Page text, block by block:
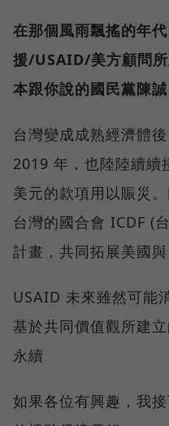
在那個風雨飄搖的年
援/USAID/美方顧問
本跟你說的國民黨陳誠
台灣變成成熟經濟體
2019 年，也陸陸續續
美元的款項用以賑災
台灣的國合會 ICDF (
計畫，共同拓展美國
USAID 未來雖然可能
基於共同價值觀所建
永續
如果各位有興趣，我